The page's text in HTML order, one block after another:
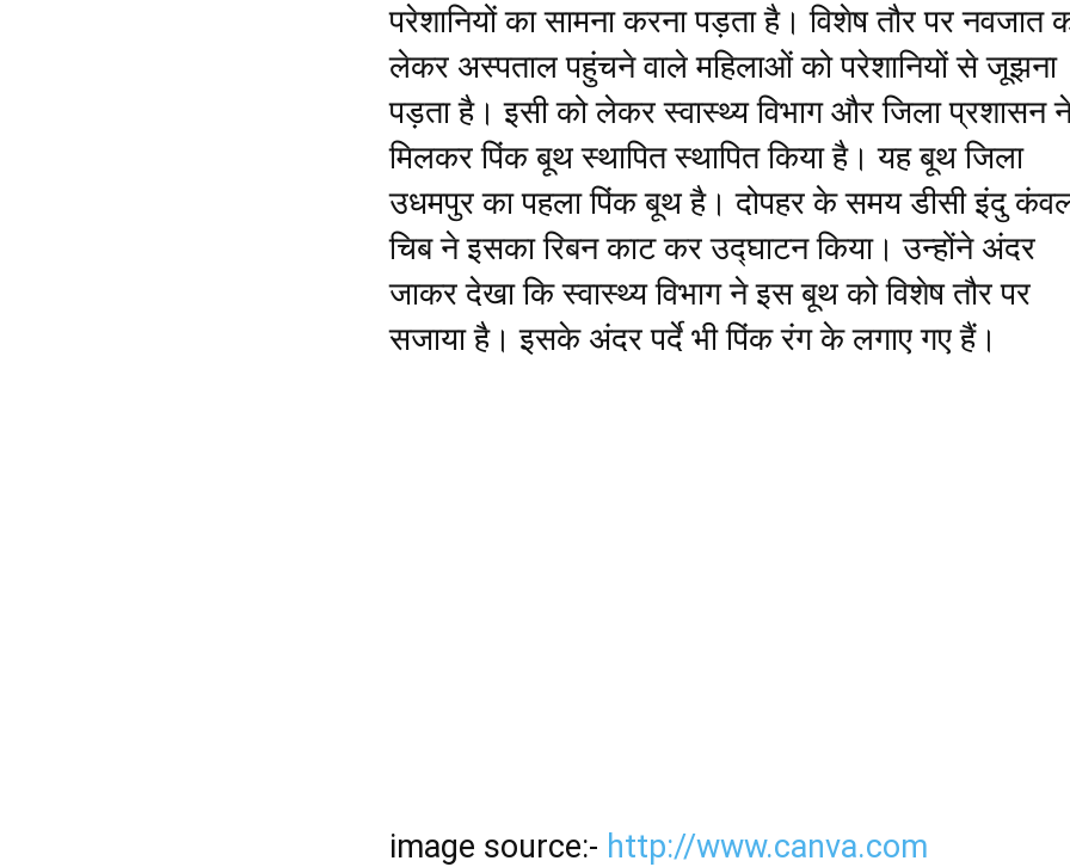
परेशानियों का सामना करना पड़ता है। विशेष तौर पर नवजात
लेकर अस्पताल पहुंचने वाले महिलाओं को परेशानियों से जूझना
पड़ता है। इसी को लेकर स्वास्थ्य विभाग और जिला प्रशासन
मिलकर पिंक बूथ स्थापित स्थापित किया है। यह बूथ जिला
उधमपुर का पहला पिंक बूथ है। दोपहर के समय डीसी इंदु
चिब ने इसका रिबन काट कर उद्घाटन किया। उन्होंने अंदर
जाकर देखा कि स्वास्थ्य विभाग ने इस बूथ को विशेष तौर पर
सजाया है। इसके अंदर पर्दे भी पिंक रंग के लगाए गए हैं।
image source:- http://www.canva.com